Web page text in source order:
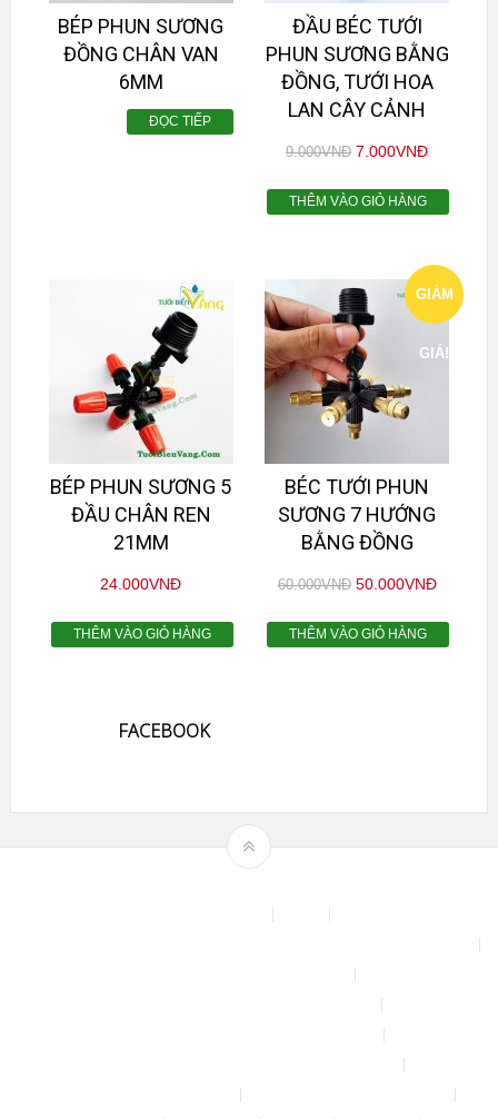
BÉP PHUN SƯƠNG
ĐỒNG CHÂN VAN
6MM
ĐỌC TIẾP
ĐẦU BÉC TƯỚI
PHUN SƯƠNG BẰNG
ĐỒNG, TƯỚI HOA
LAN CÂY CẢNH
9.000VNĐ 7.000VNĐ
THÊM VÀO GIỎ HÀNG
BÉP PHUN SƯƠNG 5
ĐẦU CHÂN REN
21MM
24.000VNĐ
THÊM VÀO GIỎ HÀNG
GIẢM
GIÁ!
BÉC TƯỚI PHUN
SƯƠNG 7 HƯỚNG
BẰNG ĐỒNG
60.000VNĐ 50.000VNĐ
THÊM VÀO GIỎ HÀNG
FACEBOOK